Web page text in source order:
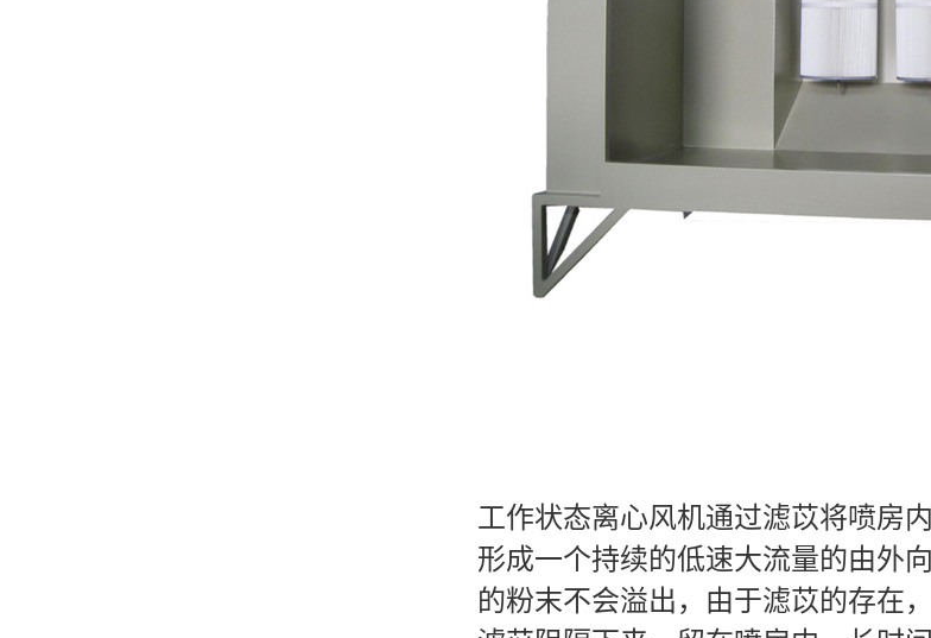
工作状态离心风机通过滤苡将喷房
形成一个持续的低速大流量的由外
的粉末不会溢出，由于滤苡的存在